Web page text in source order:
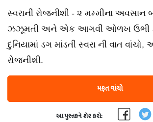
સ્વરાની રોજનીશી - ૨ મમ્મીના અવસાન
ઝઝૂમતી અને એક આગવી ઓળખ ઉભી
દુનિયામાં ડગ માંડતી સ્વરા ની વાત
રોજનીશી.
મફત વાંચો
આ પુસ્તકને શેર કરો: